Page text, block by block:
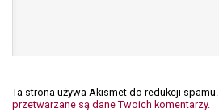
Ta strona używa Akismet do redukcji spamu.
przetwarzane są dane Twoich komentarzy.